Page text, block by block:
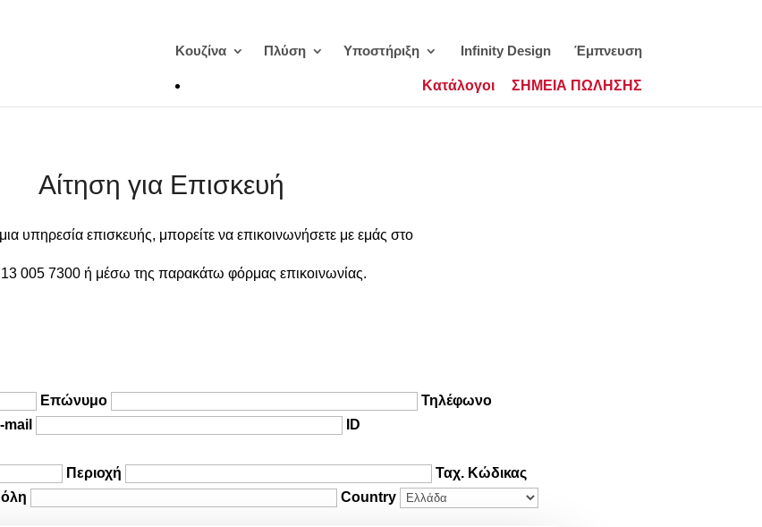
Κουζίνα Πλύση Υποστήριξη Infinity Design Έμπνευση
Kατάλογοι ΣΗΜΕΙΑ ΠΩΛΗΣΗΣ
Αίτηση για Επισκευή
υπηρεσία επισκευής, μπορείτε να επικοινωνήσετε με εμάς στο
005 7300 ή μέσω της παρακάτω φόρμας επικοινωνίας.
Επώνυμο
Τηλέφωνο
mail
ID
Περιοχή
Ταχ. Κώδικας
Country